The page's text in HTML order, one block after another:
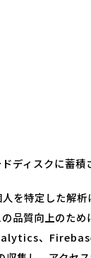
ィスクに蓄積
を特定した解析
品質向上のため
、